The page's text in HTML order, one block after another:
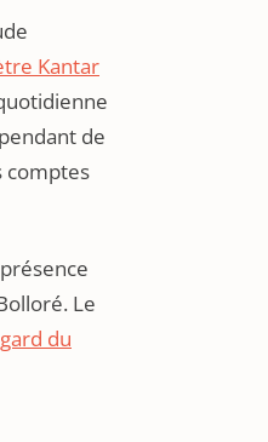
Kantar
de
comptes
Le
du